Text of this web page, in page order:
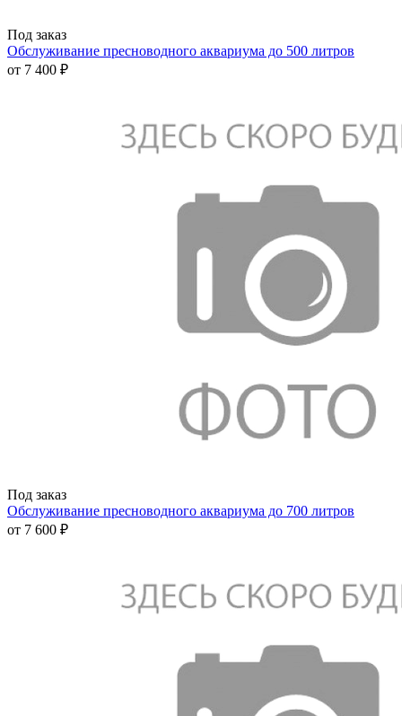
Под заказ
Обслуживание пресноводного аквариума до 500 литров
от 7 400 ₽
Под заказ
Обслуживание пресноводного аквариума до 700 литров
от 7 600 ₽